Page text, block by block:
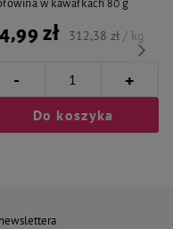
w kawałkach 80 g
zł 312,38 zł / kg
- +
Do koszyka